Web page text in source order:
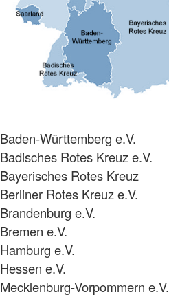
Baden-Württemberg e.V.
Badisches Rotes Kreuz e.V.
Bayerisches Rotes Kreuz
Berliner Rotes Kreuz e.V.
Brandenburg e.V.
Bremen e.V.
Hamburg e.V.
Hessen e.V.
Mecklenburg-Vorpommern e.V.